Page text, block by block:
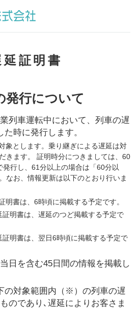
延証明書
発行について
列車運転中において、列車の遅
時に発行します。
象とします。乗り継ぎによる遅延は対
きます。 証明時分につきましては、60
発行し、61分以上の場合は「60分以
なお、情報更新は以下のとおり行いま
明書は、6時頃に掲載する予定です。
明書は、遅延のつど掲載する予定で
明書は、翌日6時頃に掲載する予定で
日を含む45日間の情報を掲載し
の対象範囲内（※）の列車の遅
のであり､遅延によりお客さま